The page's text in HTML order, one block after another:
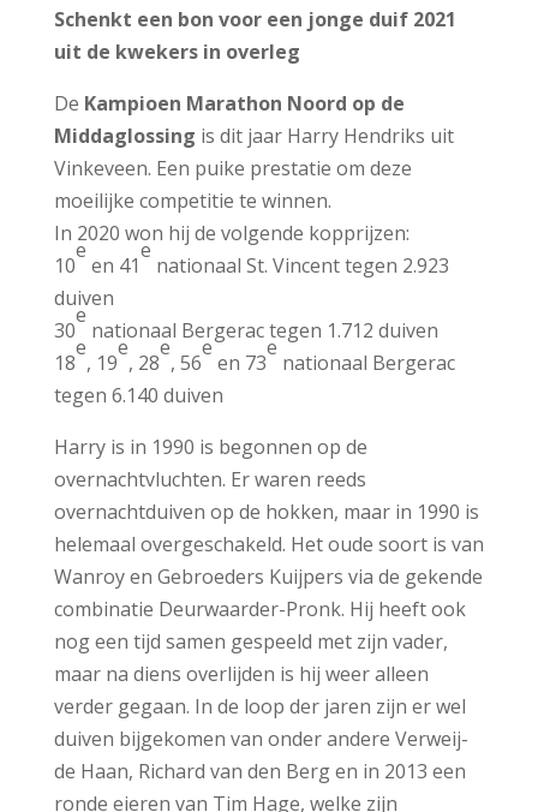
Schenkt een bon voor een jonge duif 2021
uit de kwekers in overleg
De Kampioen Marathon Noord op de
Middaglossing is dit jaar Harry Hendriks uit
Vinkeveen. Een puike prestatie om deze
moeilijke competitie te winnen.
In 2020 won hij de volgende kopprijzen:
10
e
en 41
e
nationaal St. Vincent tegen 2.923
duiven
30
e
nationaal Bergerac tegen 1.712 duiven
18
e
, 19
e
, 28
e
, 56
e
en 73
e
nationaal Bergerac
tegen 6.140 duiven
Harry is in 1990 is begonnen op de
overnachtvluchten. Er waren reeds
overnachtduiven op de hokken, maar in 1990 is
helemaal overgeschakeld. Het oude soort is van
Wanroy en Gebroeders Kuijpers via de gekende
combinatie Deurwaarder-Pronk. Hij heeft ook
nog een tijd samen gespeeld met zijn vader,
maar na diens overlijden is hij weer alleen
verder gegaan. In de loop der jaren zijn er wel
duiven bijgekomen van onder andere Verweij-
de Haan, Richard van den Berg en in 2013 een
ronde eieren van Tim Hage, welke zijn